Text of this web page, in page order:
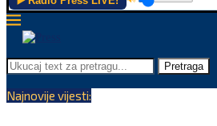
Pretraga
Najnovije vijesti: